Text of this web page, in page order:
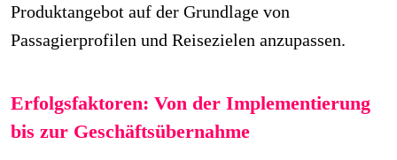
Produktangebot auf der Grundlage von
Passagierprofilen und Reisezielen anzupassen.
Erfolgsfaktoren: Von der Implementierung
bis zur Geschäftsübernahme